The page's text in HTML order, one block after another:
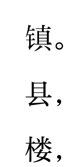
镇
县
楼